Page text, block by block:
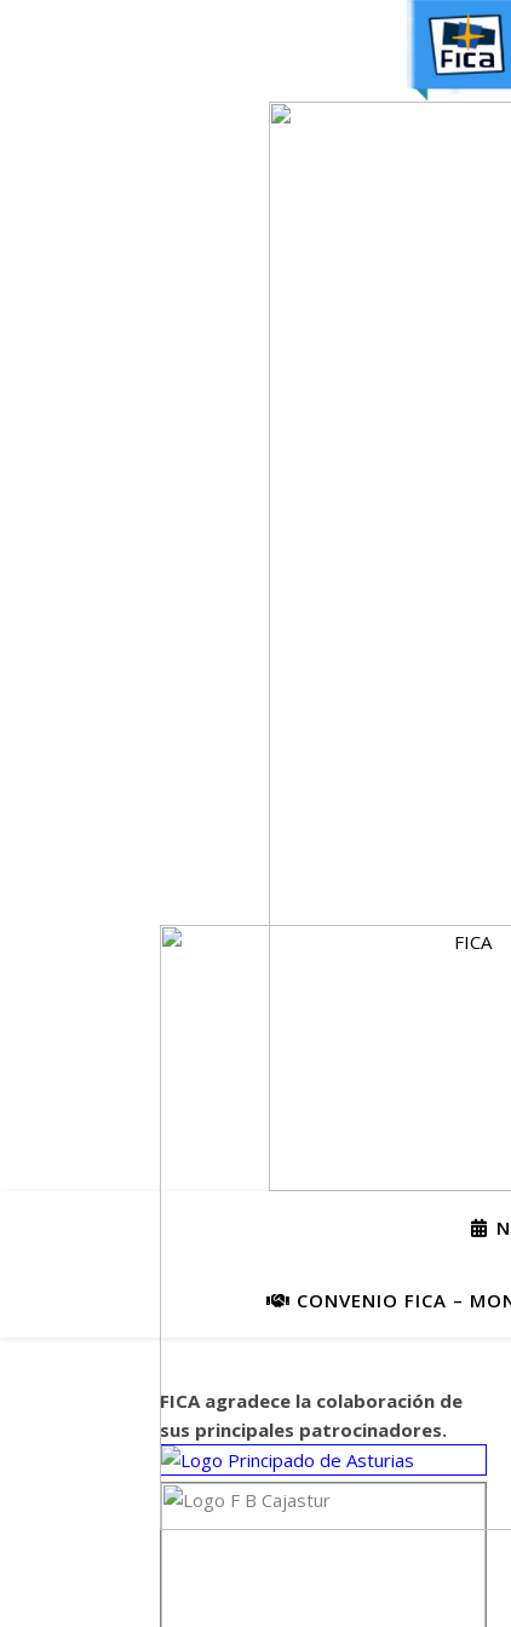
CONVENIO FICA –
FICA agradece la colaboración de
sus principales patrocinadores.